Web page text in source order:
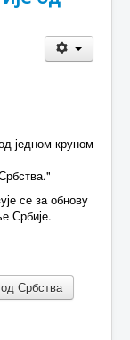
једном круном
се за обнову
Србије.
Србства